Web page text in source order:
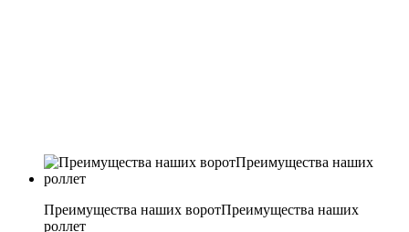
Преимущества наших воротПреимущества наших
роллет